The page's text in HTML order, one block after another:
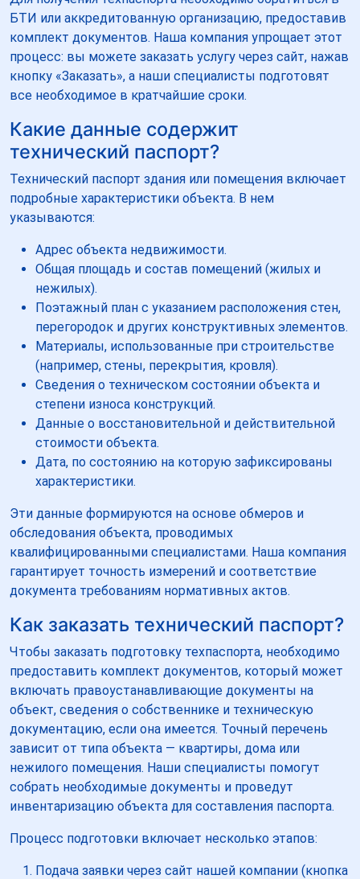
БТИ или аккредитованную организацию, предоставив
комплект документов. Наша компания упрощает этот
процесс: вы можете заказать услугу через сайт, нажав
кнопку «Заказать», а наши специалисты подготовят
все необходимое в кратчайшие сроки.
Какие данные содержит
технический паспорт?
Технический паспорт здания или помещения включает
подробные характеристики объекта. В нем
указываются:
Адрес объекта недвижимости.
Общая площадь и состав помещений (жилых и
нежилых).
Поэтажный план с указанием расположения стен,
перегородок и других конструктивных элементов.
Материалы, использованные при строительстве
(например, стены, перекрытия, кровля).
Сведения о техническом состоянии объекта и
степени износа конструкций.
Данные о восстановительной и действительной
стоимости объекта.
Дата, по состоянию на которую зафиксированы
характеристики.
Эти данные формируются на основе обмеров и
обследования объекта, проводимых
квалифицированными специалистами. Наша компания
гарантирует точность измерений и соответствие
документа требованиям нормативных актов.
Как заказать технический паспорт?
Чтобы заказать подготовку техпаспорта, необходимо
предоставить комплект документов, который может
включать правоустанавливающие документы на
объект, сведения о собственнике и техническую
документацию, если она имеется. Точный перечень
зависит от типа объекта — квартиры, дома или
нежилого помещения. Наши специалисты помогут
собрать необходимые документы и проведут
инвентаризацию объекта для составления паспорта.
Процесс подготовки включает несколько этапов:
Подача заявки через сайт нашей компании (кнопка